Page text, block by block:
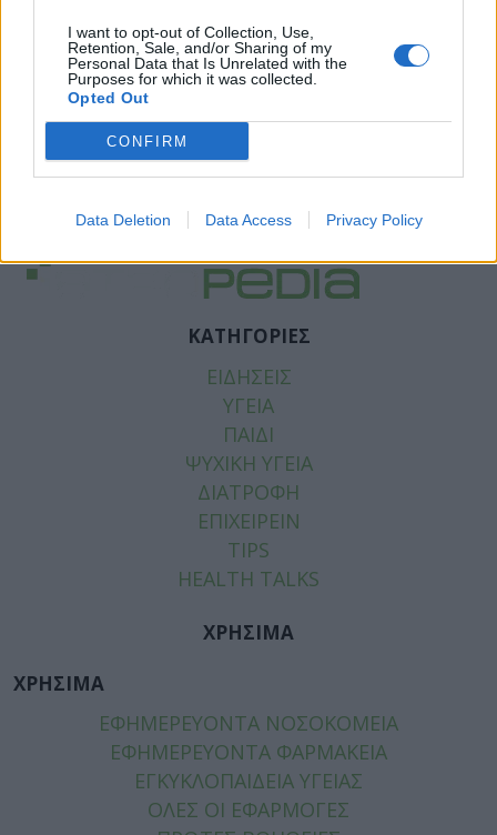
I want to opt-out of Collection, Use,
Retention, Sale, and/or Sharing of my
Personal Data that Is Unrelated with the
Purposes for which it was collected.
Opted Out
CONFIRM
Data Deletion Data Access Privacy Policy
ΚΑΤΗΓΟΡΙΕΣ
ΕΙΔΗΣΕΙΣ
ΥΓΕΙΑ
ΠΑΙΔΙ
ΨΥΧΙΚΗ ΥΓΕΙΑ
ΔΙΑΤΡΟΦΗ
ΕΠΙΧΕΙΡΕΙΝ
TIPS
HEALTH TALKS
ΧΡΗΣΙΜΑ
ΧΡΗΣΙΜΑ
ΕΦΗΜΕΡΕΥΟΝΤΑ ΝΟΣΟΚΟΜΕΙΑ
ΕΦΗΜΕΡΕΥΟΝΤΑ ΦΑΡΜΑΚΕΙΑ
ΕΓΚΥΚΛΟΠΑΙΔΕΙΑ ΥΓΕΙΑΣ
ΟΛΕΣ ΟΙ ΕΦΑΡΜΟΓΕΣ